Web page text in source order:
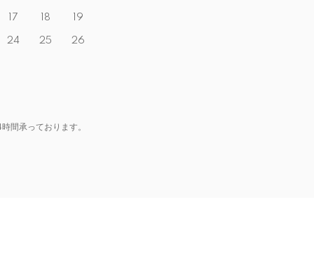
17 18 19
24 25 26
間承っております。